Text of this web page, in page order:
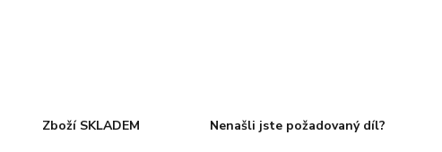
Zboží SKLADEM Nenašli jste požadovaný díl?